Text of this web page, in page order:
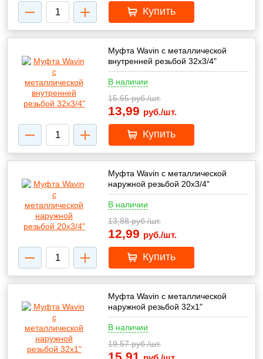
Купить
Муфта Wavin с металлической
внутренней резьбой 32х3/4"
В наличии
15,65руб./шт.
13,99 руб./шт.
Купить
Муфта Wavin с металлической
наружной резьбой 20х3/4"
В наличии
13,88руб./шт.
12,99 руб./шт.
Купить
Муфта Wavin с металлической
наружной резьбой 32х1"
В наличии
19,57руб./шт.